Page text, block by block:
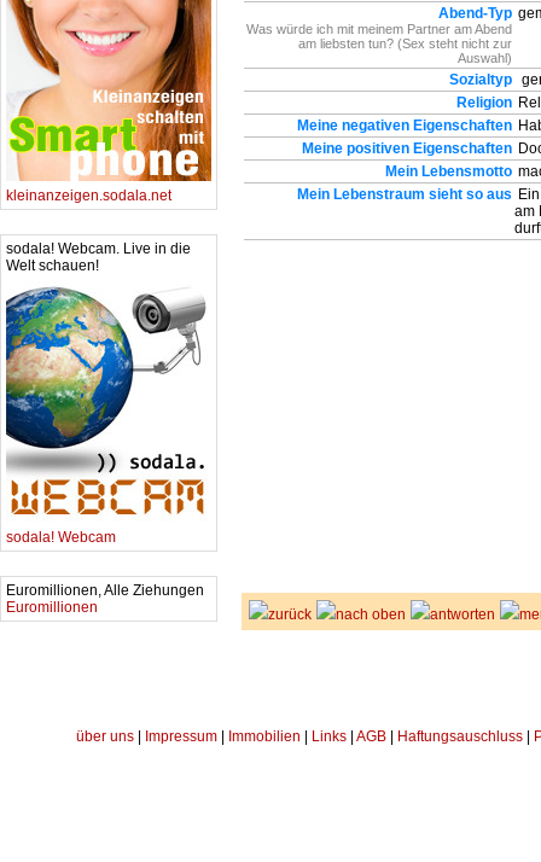
kleinanzeigen.sodala.net
sodala! Webcam. Live in die
Welt schauen!
sodala! Webcam
Euromillionen, Alle Ziehungen
Euromillionen
Abend-Typ
Was würde ich mit meinem Partner am Abend
am liebsten tun? (Sex steht nicht zur
Auswahl)
Sozialtyp
Religion
Meine negativen Eigenschaften
Meine positiven Eigenschaften
Mein Lebensmotto
Mein Lebenstraum sieht so aus
am
zurück nach oben antworten
über uns Impressum Immobilien Links AGB Haftungsauschluss